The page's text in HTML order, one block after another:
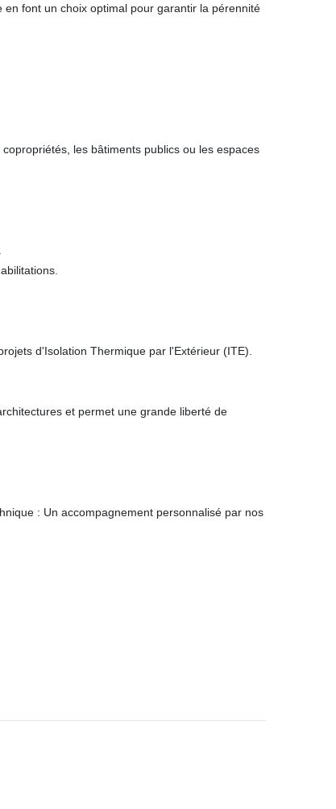
font un choix optimal pour garantir la pérennité
les bâtiments publics ou les espaces
d'Isolation Thermique par l'Extérieur (ITE).
et permet une grande liberté de
: Un accompagnement personnalisé par nos